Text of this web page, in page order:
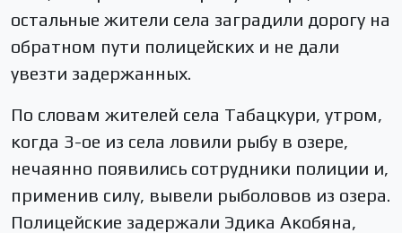
остальные жители села заградили дорогу на
обратном пути полицейских и не дали
увезти задержанных.
По словам жителей села Табацкури, утром,
когда 3-ое из села ловили рыбу в озере,
нечаянно появились сотрудники полиции и,
применив силу, вывели рыболовов из озера.
Полицейские задержали Эдика Акобяна,